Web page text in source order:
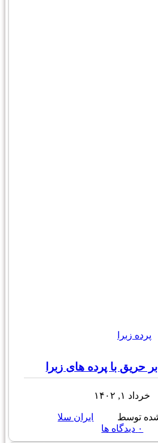
پرده زبرا
حریق با پرده های زبرا
خرداد ۱, ۱۴۰۲
توسط
ایران سلا
۰ دیدگاه ها